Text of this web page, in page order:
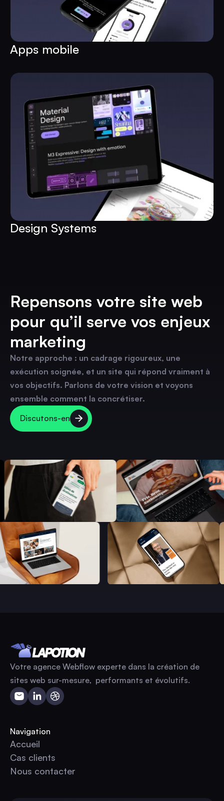
Apps mobile
Design Systems
Repensons votre site web
pour qu’il serve vos enjeux
marketing
Notre approche : un cadrage rigoureux, une
exécution soignée, et un site qui répond vraiment à
vos objectifs. Parlons de votre vision et voyons
ensemble comment la concrétiser.
Discutons-en
Votre agence Webflow experte dans la création de
sites web sur-mesure, performants et évolutifs.
Navigation
Accueil
Accueil
Cas clients
Cas clients
Nous contacter